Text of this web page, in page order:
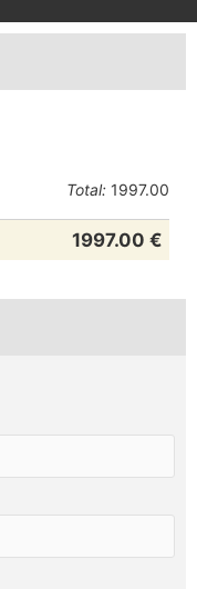
Total: 1997.00
1997.00 €